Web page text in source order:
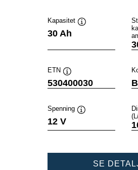
Kapasitet
30 Ah
ETN
Verktøytips
530400030
Spenning
12 V
SE